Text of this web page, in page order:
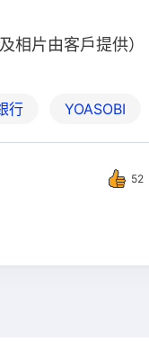
相片由客戶提供）
行 YOASOBI
52